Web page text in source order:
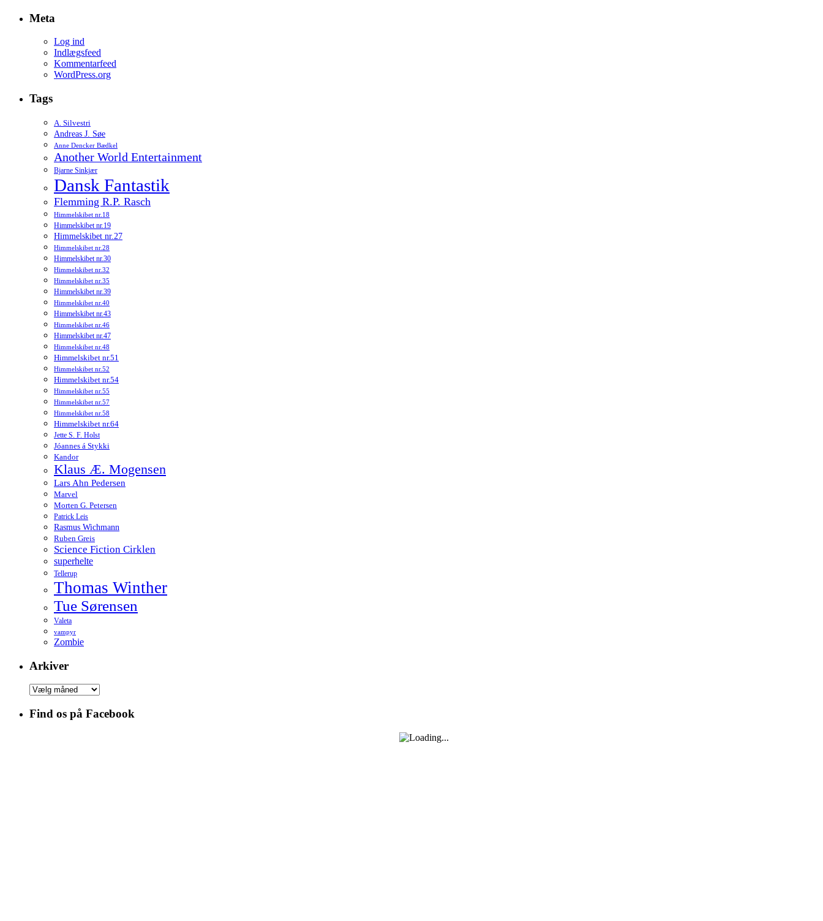
Meta
Log ind
Indlægsfeed
Kommentarfeed
WordPress.org
Tags
A. Silvestri
Andreas J. Søe
Anne Dencker Bædkel
Another World Entertainment
Bjarne Sinkjær
Dansk Fantastik
Flemming R.P. Rasch
Himmelskibet nr.18
Himmelskibet nr.19
Himmelskibet nr.27
Himmelskibet nr.28
Himmelskibet nr.30
Himmelskibet nr.32
Himmelskibet nr.35
Himmelskibet nr.39
Himmelskibet nr.40
Himmelskibet nr.43
Himmelskibet nr.46
Himmelskibet nr.47
Himmelskibet nr.48
Himmelskibet nr.51
Himmelskibet nr.52
Himmelskibet nr.54
Himmelskibet nr.55
Himmelskibet nr.57
Himmelskibet nr.58
Himmelskibet nr.64
Jette S. F. Holst
Jóannes á Stykki
Kandor
Klaus Æ. Mogensen
Lars Ahn Pedersen
Marvel
Morten G. Petersen
Patrick Leis
Rasmus Wichmann
Ruben Greis
Science Fiction Cirklen
superhelte
Tellerup
Thomas Winther
Tue Sørensen
Valeta
vampyr
Zombie
Arkiver
Arkiver
Find os på Facebook